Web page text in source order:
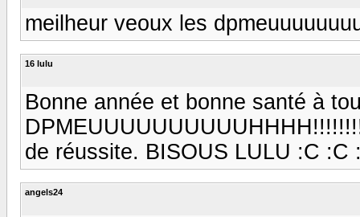
meilheur veoux les
16 lulu
Bonne année et bonne santé à
de réussite. BISOUS LULU :C :C
angels24